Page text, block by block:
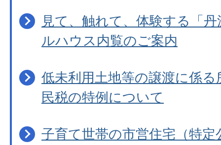
見て、触れて、体験する「
ルハウス内覧のご案内
低未利用土地等の譲渡に係
民税の特例について
子育て世帯の市営住宅（特定